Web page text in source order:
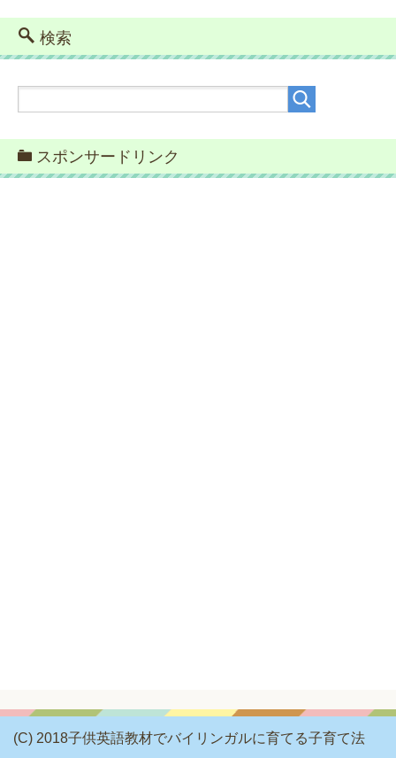
検索
スポンサードリンク
(C) 2018子供英語教材でバイリンガルに育てる子育て法